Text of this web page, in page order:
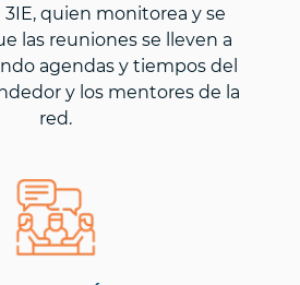
quien monitorea y se
las reuniones se lleven a
agendas y tiempos del
y los mentores de la
red.